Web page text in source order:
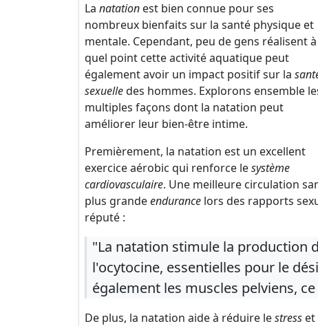
La natation est bien connue pour ses
nombreux bienfaits sur la santé physique et
mentale. Cependant, peu de gens réalisent à
quel point cette activité aquatique peut
également avoir un impact positif sur la
sexuelledes hommes. Explorons ensemble
multiples façons dont la natation peut
améliorer leur bien-être intime.
Premièrement, la natation est un excellent
exercice aérobic qui renforce lesystème
cardiovasculaire. Une meilleure circulation
plus grandeendurance lors des rapports
réputé :
"La natation stimule la production
l'ocytocine, essentielles pour le
également les muscles pelviens,
De plus, la natation aide à réduire lestress et